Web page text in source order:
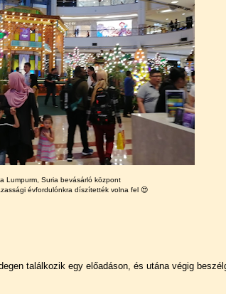
Lumpurm, Suria bevásárló központ
évfordulónkra díszítették volna fel 😍
találkozik egy előadáson, és utána végig